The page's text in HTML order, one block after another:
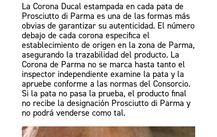
La Corona Ducal estampada en cada pata de
Prosciutto di Parma es una de las formas más
obvias de garantizar su autenticidad. El número
debajo de cada corona especifica el
establecimiento de origen en la zona de Parma,
asegurando la trazabilidad del producto. La
Corona de Parma no se marca hasta tanto el
inspector independiente examine la pata y la
apruebe conforme a las normas del Consorcio.
Si la pata no pasa la prueba, el producto final
no recibe la designación Prosciutto di Parma y
no podrá venderse como tal.